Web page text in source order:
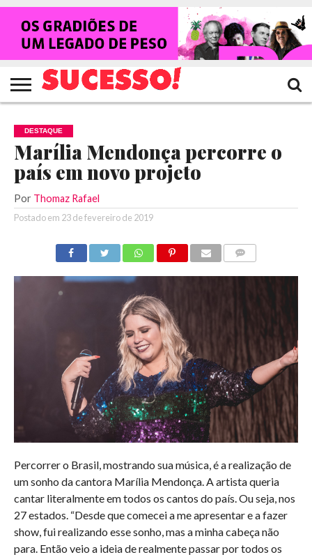
HOME
NOTÍCIAS
SHOWS
ENTREVISTAS
CLIQUES
RANKING
CROWLEY
TV
SUCESSO!
REVISTA
SUCESSO!
DESTAQUE
Marília Mendonça percorre o
país em novo projeto
Por Thomaz Rafael
Postado em 23 de fevereiro de 2019
Percorrer o Brasil, mostrando sua música, é a realização de
um sonho da cantora Marília Mendonça. A artista queria
cantar literalmente em todos os cantos do país. Ou seja, nos
27 estados. “Desde que comecei a me apresentar e a fazer
show, fui realizando esse sonho, mas a minha cabeça não
para. Então veio a ideia de realmente passar por todos os